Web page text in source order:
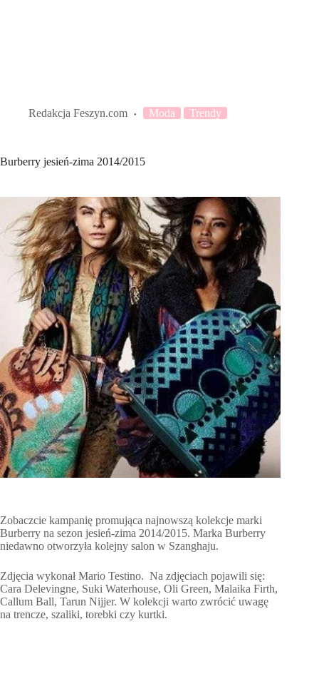
Redakcja Feszyn.com Moda Trendy
Burberry jesień-zima 2014/2015
Zobaczcie kampanię promująca najnowszą kolekcje marki
Burberry na sezon jesień-zima 2014/2015. Marka Burberry
niedawno otworzyła kolejny salon w Szanghaju.
Zdjęcia wykonał Mario Testino. Na zdjęciach pojawili się:
Cara Delevingne, Suki Waterhouse, Oli Green, Malaika Firth,
Callum Ball, Tarun Nijjer. W kolekcji warto zwrócić uwagę
na trencze, szaliki, torebki czy kurtki.